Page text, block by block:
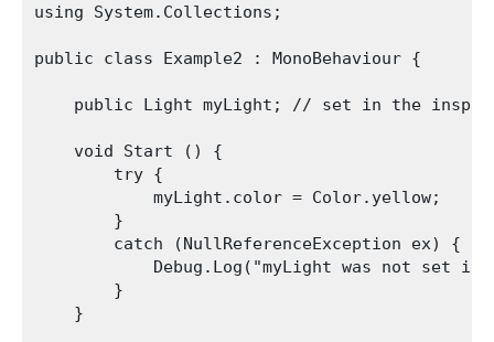
using System.Collections;
public class Example2 : MonoBehaviour {
public Light myLight; // set in the
    void Start () {
        try {
            myLight.color = Color.yellow;
        }
        catch (NullReferenceException ex) {
Debug.Log("myLight was not set in
        }
    }